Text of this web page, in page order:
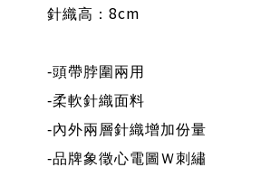
針織高： 8cm
-頭帶脖圍兩用
-柔軟針織面料
-內外兩 層針織增加份量
-品牌象徵心電圖Ｗ刺繡